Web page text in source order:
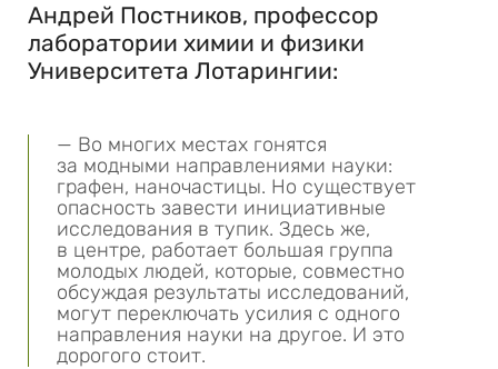
Андрей Постников, профессор
лаборатории химии и физики
Университета Лотарингии:
— Во многих местах гонятся
за модными направлениями науки:
графен, наночастицы. Но существует
опасность завести инициативные
исследования в тупик. Здесь же,
в центре, работает большая группа
молодых людей, которые, совместно
обсуждая результаты исследований,
могут переключать усилия с одного
направления науки на другое. И это
дорогого стоит.